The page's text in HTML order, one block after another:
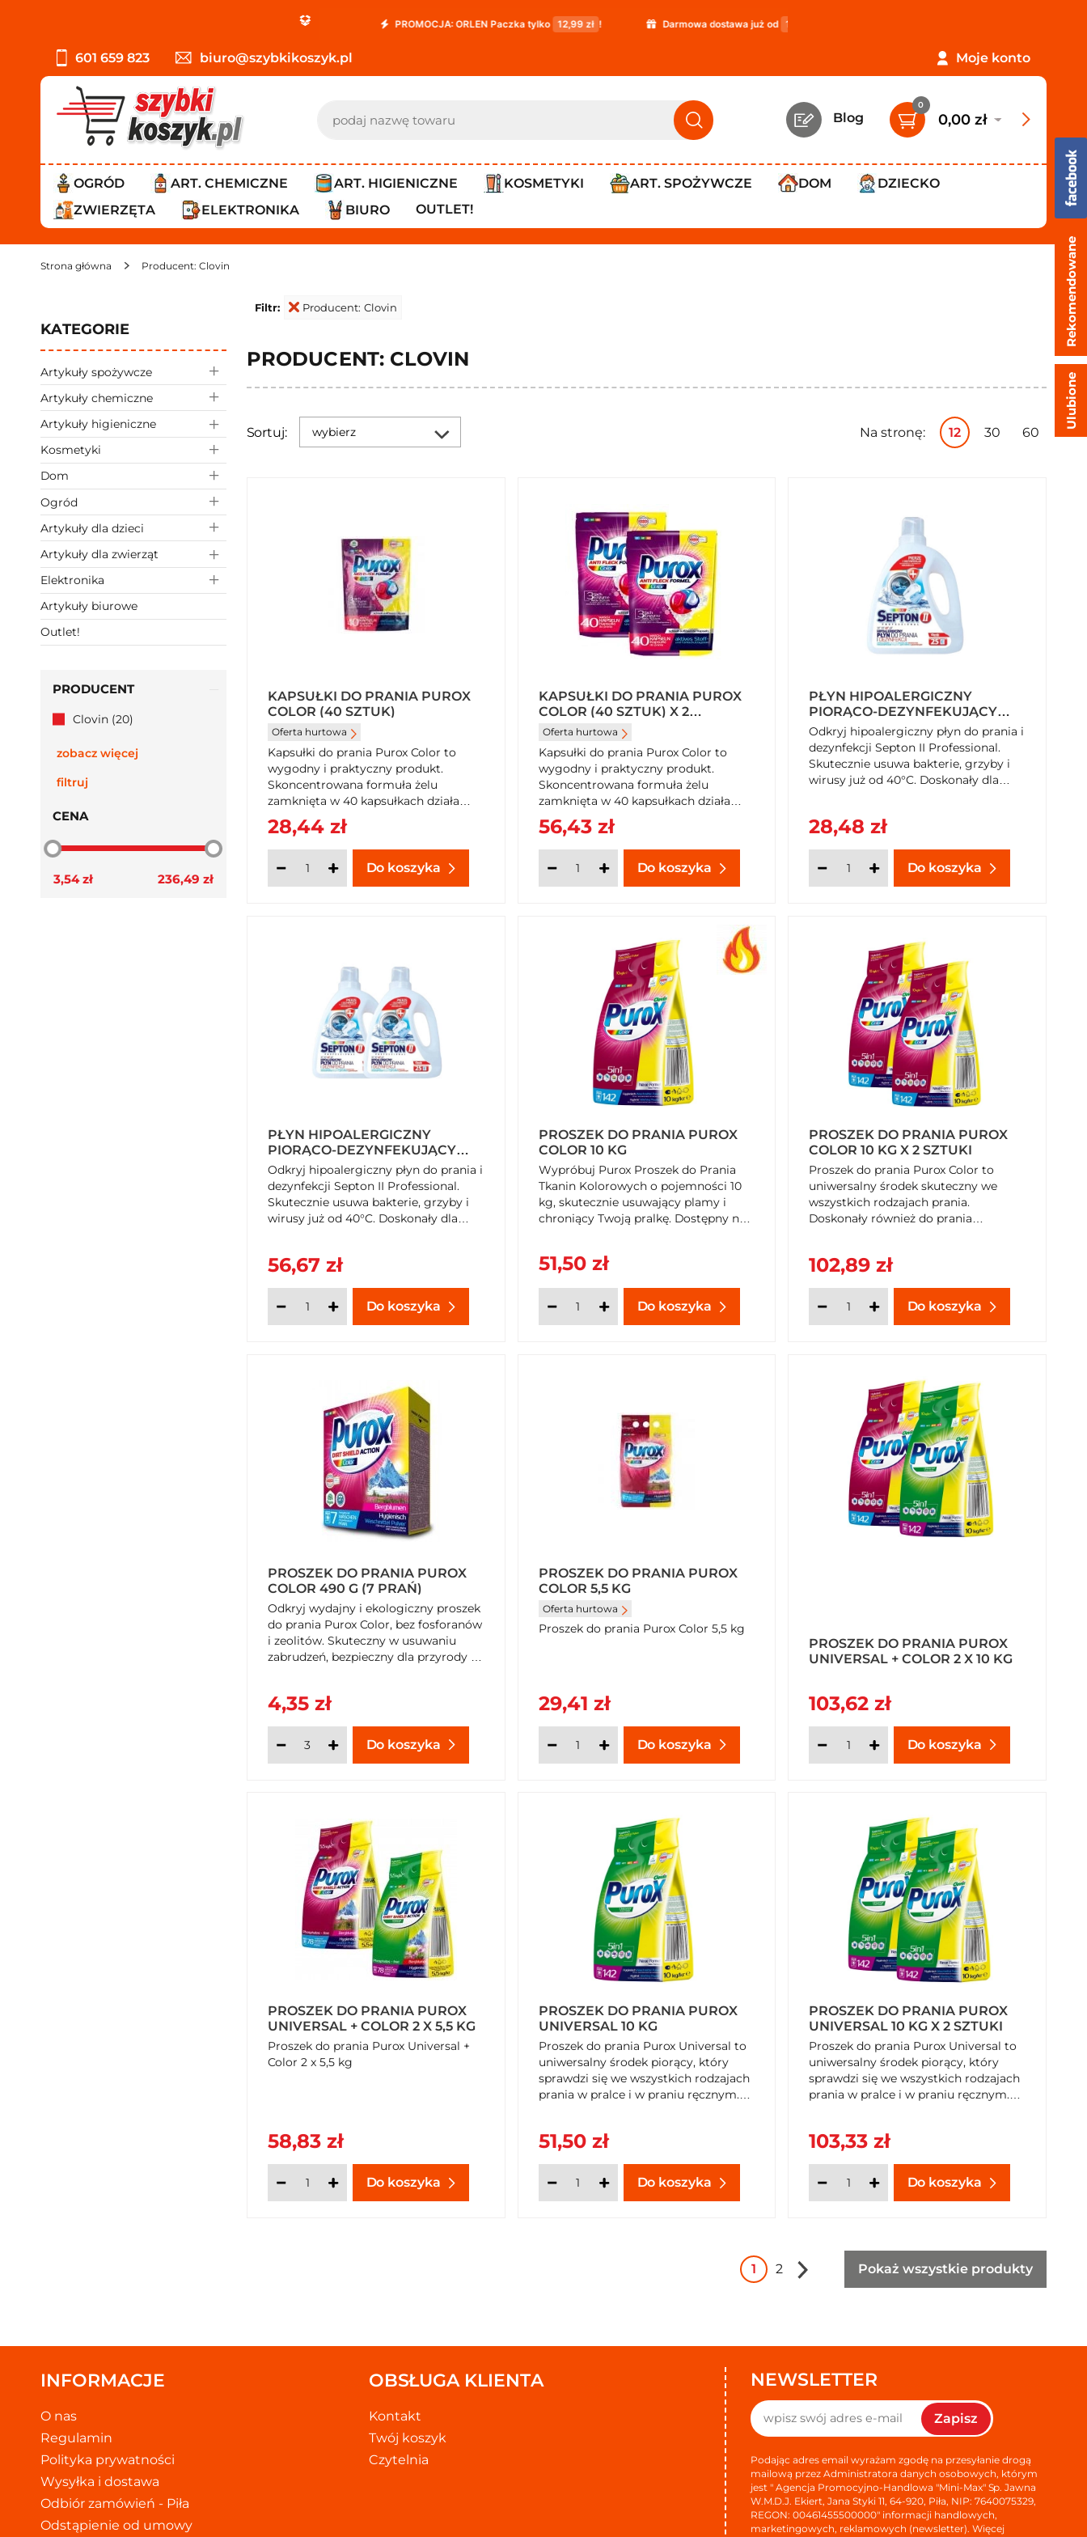
PROMOCJA: ORLEN Paczka tylko 12,99 zł ! Darmowa dostawa już od 119,99 zł !
601 659 823 biuro@szybkikoszyk.pl Moje konto
Blog
0
0,00 zł
OGRÓD ART. CHEMICZNE ART. HIGIENICZNE KOSMETYKI ART. SPOŻYWCZE DOM
DZIECKO
ZWIERZĘTA
ELEKTRONIKA BIURO OUTLET!
Strona główna Producent: Clovin
KATEGORIE
Artykuły spożywcze
Artykuły chemiczne
Artykuły higieniczne
Kosmetyki
Dom
Ogród
Artykuły dla dzieci
Artykuły dla zwierząt
Elektronika
Artykuły biurowe
Outlet!
PRODUCENT
Clovin (20)
zobacz więcej
filtruj
CENA
3,54 zł 236,49 zł
Filtr: Producent: Clovin
PRODUCENT: CLOVIN
Sortuj: wybierz Na stronę: 12 30 60
KAPSUŁKI DO PRANIA PUROX
COLOR (40 SZTUK)
Oferta hurtowa
Kapsułki do prania Purox Color to
wygodny i praktyczny produkt.
Skoncentrowana formuła żelu
zamknięta w 40 kapsułkach działa
dwuetapowo, usuwając plamy, a
następnie pielęgnując kolor.
28,44 zł
Do koszyka
KAPSUŁKI DO PRANIA PUROX
COLOR (40 SZTUK) X 2
OPAKOWANIA
Oferta hurtowa
Kapsułki do prania Purox Color to
wygodny i praktyczny produkt.
Skoncentrowana formuła żelu
zamknięta w 40 kapsułkach działa
dwuetapowo, usuwając plamy, a
następnie pielęgnując kolor.
56,43 zł
Do koszyka
PŁYN HIPOALERGICZNY
PIORĄCO-DEZYNFEKUJĄCY
SEPTON II PROFESSIONAL 1,5
KG
Odkryj hipoalergiczny płyn do prania i
dezynfekcji Septon II Professional.
Skutecznie usuwa bakterie, grzyby i
wirusy już od 40°C. Doskonały dla
SzybkiKoszyk.pl!
28,48 zł
Do koszyka
PŁYN HIPOALERGICZNY
PIORĄCO-DEZYNFEKUJĄCY
SEPTON II PROFESSIONAL 1,5
KG X 2 SZTUKI
Odkryj hipoalergiczny płyn do prania i
dezynfekcji Septon II Professional.
Skutecznie usuwa bakterie, grzyby i
wirusy już od 40°C. Doskonały dla
SzybkiKoszyk.pl!
56,67 zł
Do koszyka
PROSZEK DO PRANIA PUROX
COLOR 10 KG
Wypróbuj Purox Proszek do Prania
Tkanin Kolorowych o pojemności 10
kg, skutecznie usuwający plamy i
chroniący Twoją pralkę. Dostępny na
51,50 zł
Do koszyka
PROSZEK DO PRANIA PUROX
COLOR 10 KG X 2 SZTUKI
Proszek do prania Purox Color to
uniwersalny środek skuteczny we
wszystkich rodzajach prania.
Doskonały również do prania
102,89 zł
Do koszyka
PROSZEK DO PRANIA PUROX
COLOR 490 G (7 PRAŃ)
Odkryj wydajny i ekologiczny proszek
do prania Purox Color, bez fosforanów
i zeolitów. Skuteczny w usuwaniu
zabrudzeń, bezpieczny dla przyrody i
4,35 zł
Do koszyka
PROSZEK DO PRANIA PUROX
COLOR 5,5 KG
Oferta hurtowa
Proszek do prania Purox Color 5,5 kg
29,41 zł
Do koszyka
PROSZEK DO PRANIA PUROX
UNIVERSAL + COLOR 2 X 10 KG
103,62 zł
Do koszyka
PROSZEK DO PRANIA PUROX
UNIVERSAL + COLOR 2 X 5,5 KG
Proszek do prania Purox Universal +
Color 2 x 5,5 kg
58,83 zł
Do koszyka
PROSZEK DO PRANIA PUROX
UNIVERSAL 10 KG
Proszek do prania Purox Universal to
uniwersalny środek piorący, który
sprawdzi się we wszystkich rodzajach
prania w pralce i w praniu ręcznym.
51,50 zł
Do koszyka
PROSZEK DO PRANIA PUROX
UNIVERSAL 10 KG X 2 SZTUKI
Proszek do prania Purox Universal to
uniwersalny środek piorący, który
sprawdzi się we wszystkich rodzajach
prania w pralce i w praniu ręcznym.
103,33 zł
Do koszyka
1 2 Pokaż wszystkie produkty
INFORMACJE
O nas
Regulamin
Polityka prywatności
Wysyłka i dostawa
Odbiór zamówień - Piła
Odstąpienie od umowy
OBSŁUGA KLIENTA
Kontakt
Twój koszyk
Czytelnia
NEWSLETTER
Zapisz
Podając adres email wyrażam zgodę na przesyłanie drogą
mailową przez Administratora danych osobowych, którym
jest " Agencja Promocyjno-Handlowa "Mini-Max" Sp. Jawna
W.M.D.J. Ekiert, Jana Styki 11, 64-920, Piła, NIP: 7640075329,
REGON: 00461455500000" informacji handlowych,
marketingowych, reklamowych (newsletter). Więcej
Rekomendowane
Ulubione